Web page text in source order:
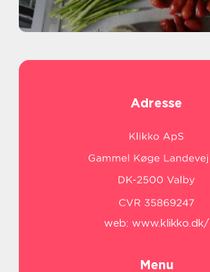
Adresse
web: www.klikko.dk/
Menu